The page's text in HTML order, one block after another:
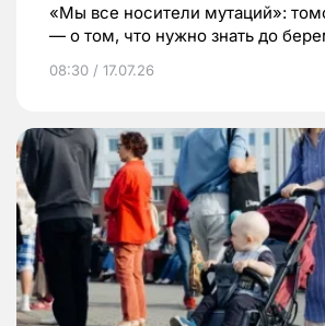
«Мы все носители мутаций»:
— о том, что нужно знать до
08:30 / 17.07.26